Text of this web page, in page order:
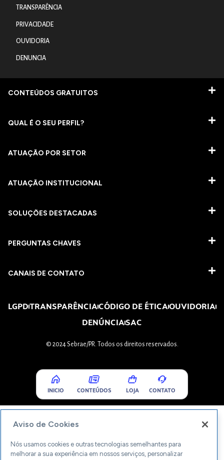
TRANSPARÊNCIA
PRIVACIDADE
OUVIDORIA
DENUNCIA
CONTEÚDOS GRATUITOS
QUAL É O SEU PERFIL?
ATUAÇÃO POR SETOR
ATUAÇÃO INSTITUCIONAL
SOLUÇÕES DESTACADAS
PERGUNTAS CHAVES​
CANAIS DE CONTATO
LGPDTRANSPARÊNCIACÓDIGO DE ÉTICAOUVIDORIA
DENÚNCIASAC
© 2024 Sebrae/PR. Todos os direitos reservados.
INICIO CONTEÚDOS LOJA CONTATO
Aviso de Cookies
Nós usamos cookies e outras tecnologias semelhantes para
melhorar a sua experiência em nossos serviços, personalizar